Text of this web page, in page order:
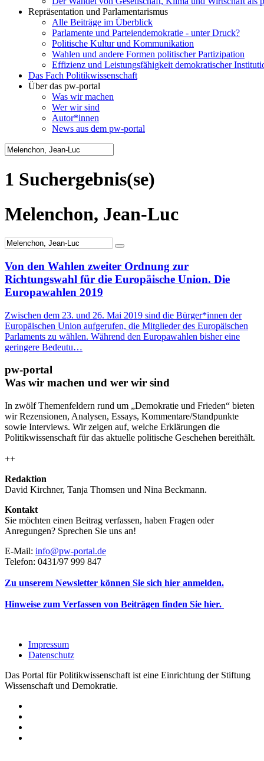
Repräsentation und Parlamentarismus
Alle Beiträge im Überblick
Parlamente und Parteiendemokratie - unter Druck?
Politische Kultur und Kommunikation
Wahlen und andere Formen politischer Partizipation
Effizienz und Leistungsfähigkeit demokratischer
Das Fach Politikwissenschaft
Über das pw-portal
Was wir machen
Wer wir sind
Autor*innen
News aus dem pw-portal
1 Suchergebnis(se)
Melenchon, Jean-Luc
Von den Wahlen zweiter Ordnung zur
Richtungswahl für die Europäische Union. Die
Europawahlen 2019
Zwischen dem 23. und 26. Mai 2019 sind die Bürger*innen der
Europäischen Union aufgerufen, die Mitglieder des Europäischen
Parlaments zu wählen. Während den Europawahlen bisher eine
geringere Bedeutu…
pw-portal
Was wir machen und wer wir sind
In zwölf Themenfeldern rund um „Demokratie und Frieden“ bieten
wir Rezensionen, Analysen, Essays, Kommentare/Standpunkte
sowie Interviews. Wir zeigen auf, welche Erklärungen die
Politikwissenschaft für das aktuelle politische Geschehen bereithält.
++
Redaktion
David Kirchner, Tanja Thomsen und Nina Beckmann.
Kontakt
Sie möchten einen Beitrag verfassen, haben Fragen oder
Anregungen? Sprechen Sie uns an!
E-Mail: info@pw-portal.de
Telefon: 0431/97 999 847
Zu unserem Newsletter können Sie sich hier anmelden.
Hinweise zum Verfassen von Beiträgen finden Sie hier.
Impressum
Datenschutz
Das Portal für Politikwissenschaft ist eine Einrichtung der Stiftung
Wissenschaft und Demokratie.